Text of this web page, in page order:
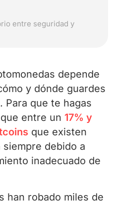
entre seguridad y
depende
y dónde guardes
Para que te hagas
entre un 17% y
que existen
debido a
inadecuado de
han robado miles de